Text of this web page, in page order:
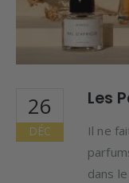
26
DÉC
Les
Il ne
dans